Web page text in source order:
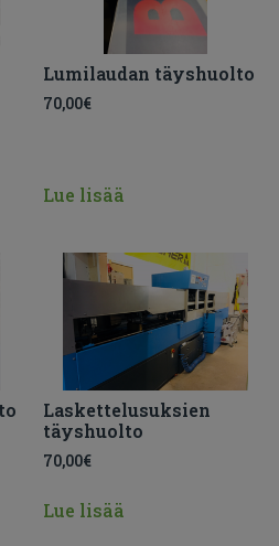
Lumilaudan täyshuolto
70,00€
Lue lisää
Laskettelusuksien
täyshuolto
70,00€
Lue lisää